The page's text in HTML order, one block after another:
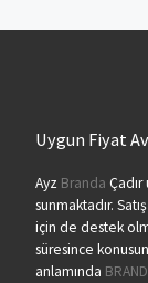
Uygun Fiyat
Ayz Branda
sunmaktadır.
için de destek
süresince
anlamında